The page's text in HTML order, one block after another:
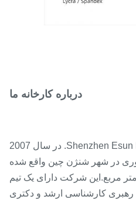
درباره کارخانه ما
Shenzhen Esun Plastic Products Co.,Ltd. در سال 2007
شهر شنژن چین واقع شده
این شرکت دارای یک تیم
کارشناسی ارشد و دکتری